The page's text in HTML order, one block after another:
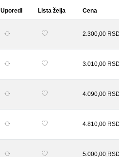
Uporedi Lista želja Cena
2.300,00 RSD.
3.010,00 RSD.
4.090,00 RSD.
4.810,00 RSD.
5.000,00 RSD.